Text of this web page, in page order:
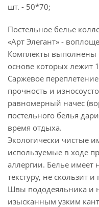
шт. - 50*70;
Постельное белье
«Арт Элегант» -
Комплекты выполнены
основе которых лежит
Саржевое
прочность и
равномерный начес
постельного белья
время отдыха.
Экологически чистые
используемые в ходе
аллергии. Белье
текстуру, не скользит
Швы пододеяльника и
изысканным узким